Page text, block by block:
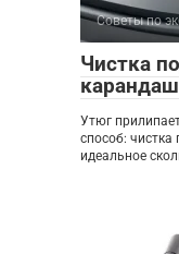
Советы по
Чистка
Утюг
способ:
идеальное